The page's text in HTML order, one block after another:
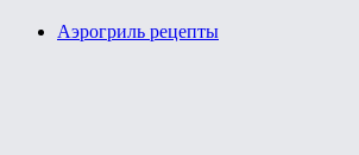
Аэрогриль рецепты